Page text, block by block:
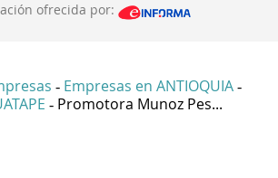
ofrecida por:
- Empresas en ANTIOQUIA -
- Promotora Munoz Pes...